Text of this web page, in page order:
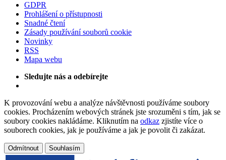
GDPR
Prohlášení o přístupnosti
Snadné čtení
Zásady používání souborů cookie
Novinky
RSS
Mapa webu
Sledujte nás a odebírejte
K provozování webu a analýze návštěvnosti používáme soubory
cookies. Procházením webových stránek jste srozuměni s tím, jak se
soubory cookies nakládáme. Kliknutím na odkaz zjistíte více o
souborech cookies, jak je používáme a jak je povolit či zakázat.
Odmítnout Souhlasím